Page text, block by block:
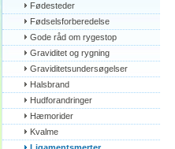
Fødesteder
Fødselsforberedelse
Gode råd om rygestop
Graviditet og rygning
Graviditetsundersøgelser
Halsbrand
Hudforandringer
Hæmorider
Kvalme